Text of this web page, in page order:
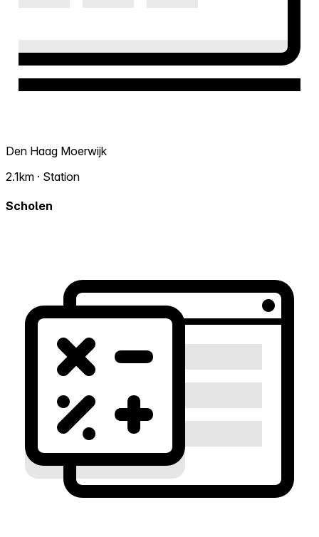
Den Haag Moerwijk
2.1km · Station
Scholen